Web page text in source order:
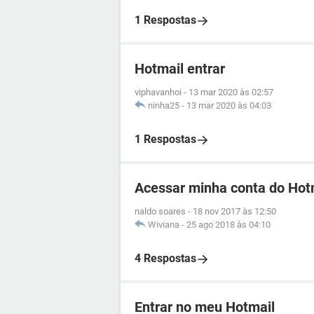
1 Respostas
Hotmail entrar
viphavanhoi - 13 mar 2020 às 02:57
ninha25 - 13 mar 2020 às 04:03
1 Respostas
Acessar minha conta do
naldo soares - 18 nov 2017 às 12:50
Wiviana - 25 ago 2018 às 04:10
4 Respostas
Entrar no meu Hotmail